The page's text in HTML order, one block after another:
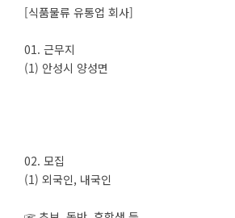
[식품물류 유통업 회사]
01. 근무지
(1) 안성시 양성면
02. 모집
(1) 외국인, 내국인